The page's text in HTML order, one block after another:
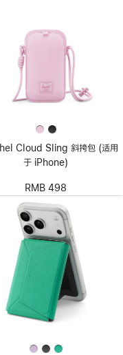
Cloud Sling 斜挎包 (适用
于 iPhone)
RMB 498